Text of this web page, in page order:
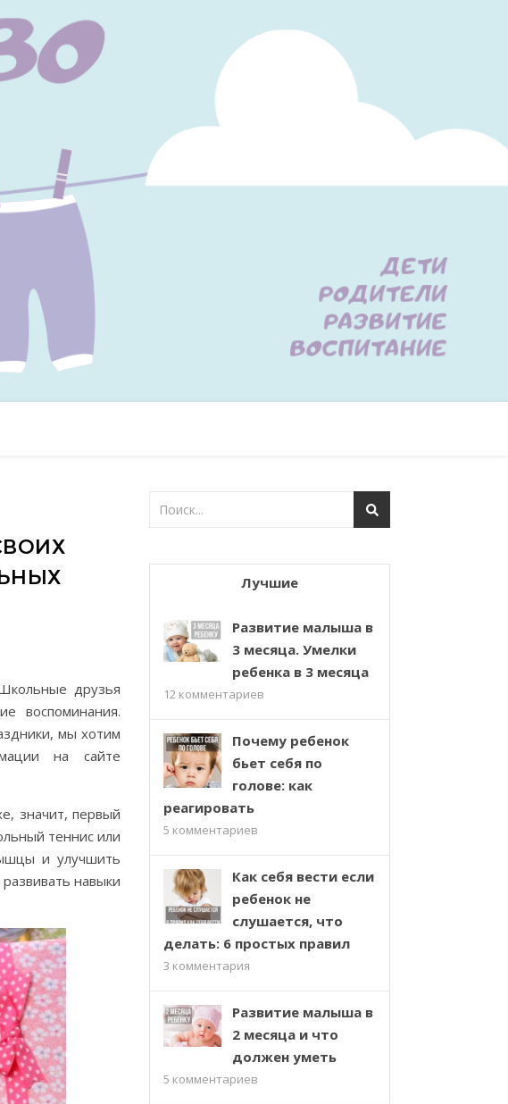
друзья
воспоминания.
мы хотим
на сайте
значит, первый
теннис или
и улучшить
навыки
Лучшие
Развитие малыша в
3 месяца. Умелки
ребенка в 3 месяца
12 комментариев
Почему ребенок
бьет себя по
голове: как
реагировать
5 комментариев
Как себя вести если
ребенок не
слушается, что
делать: 6 простых правил
3 комментария
Развитие малыша в
2 месяца и что
должен уметь
5 комментариев